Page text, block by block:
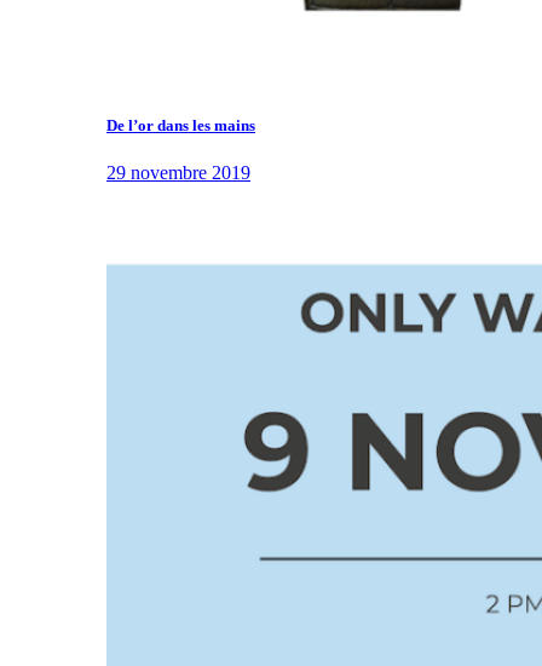
De l’or dans les mains
29 novembre 2019